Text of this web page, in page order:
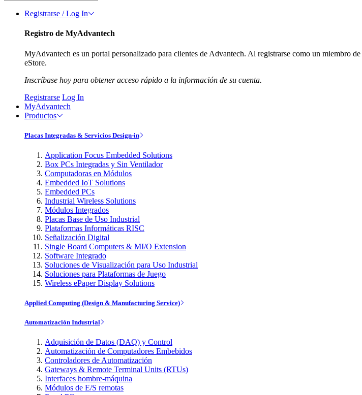
Registrarse / Log In
Registro de MyAdvantech
MyAdvantech es un portal personalizado para clientes de Advantech. Al registrarse como un miembro
eStore.
Inscríbase hoy para obtener acceso rápido a la información de su cuenta.
Registrarse Log In
MyAdvantech
Productos
Placas Integradas & Servicios Design-in
Application Focus Embedded Solutions
Box PCs Integradas y Sin Ventilador
Computadoras en Módulos
Embedded IoT Solutions
Embedded PCs
Industrial Wireless Solutions
Módulos Integrados
Placas Base de Uso Industrial
Plataformas Informáticas RISC
Señalización Digital
Single Board Computers & MI/O Extension
Software Integrado
Soluciones de Visualización para Uso Industrial
Soluciones para Plataformas de Juego
Wireless ePaper Display Solutions
Applied Computing (Design & Manufacturing Service)
Automatización Industrial
Adquisición de Datos (DAQ) y Control
Automatización de Computadores Embebidos
Controladores de Automatización
Gateways & Remote Terminal Units (RTUs)
Interfaces hombre-máquina
Módulos de E/S remotas